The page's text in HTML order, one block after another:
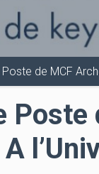
de MCF